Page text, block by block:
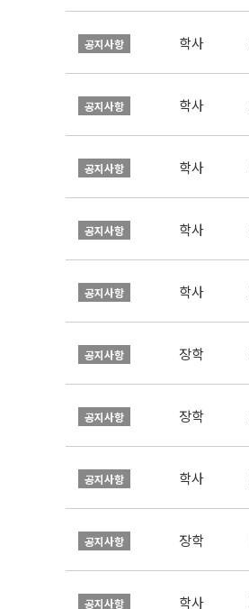
공지사항 학사
공지사항 학사
공지사항 학사
공지사항 학사
공지사항 학사
공지사항 장학
공지사항 장학
공지사항 학사
공지사항 장학
공지사항 학사